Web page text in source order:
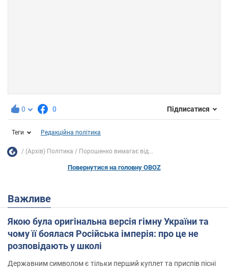
0 0 Підписатися
Теги Редакційна політика
(Архів) Політика Порошенко вимагає від...
Повернутися на головну OBOZ
Важливе
Якою була оригінальна версія гімну України та
чому її боялася Російська імперія: про це не
розповідають у школі
Державним символом є тільки перший куплет та приспів пісні